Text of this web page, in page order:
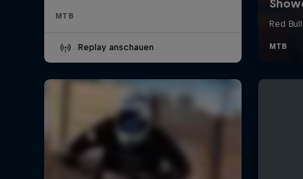
MTB
Replay anschauen